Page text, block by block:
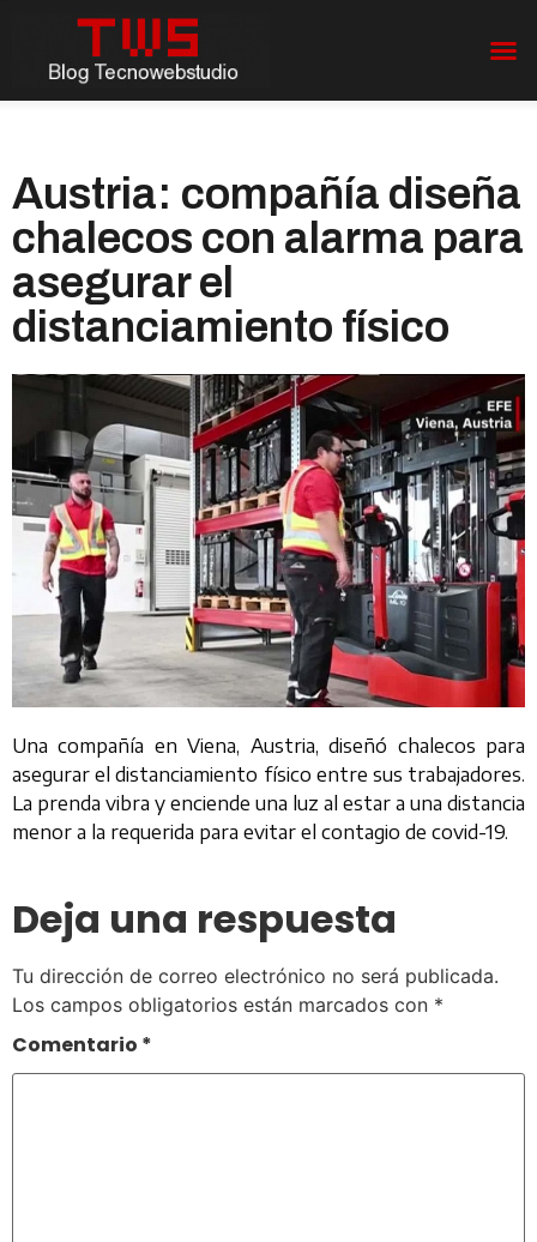
Austria: compañía diseña
chalecos con alarma para
asegurar el
distanciamiento físico
Una compañía en Viena, Austria, diseñó chalecos para
asegurar el distanciamiento físico entre sus trabajadores.
La prenda vibra y enciende una luz al estar a una distancia
menor a la requerida para evitar el contagio de covid-19.
Deja una respuesta
Tu dirección de correo electrónico no será publicada.
Los campos obligatorios están marcados con *
Comentario *